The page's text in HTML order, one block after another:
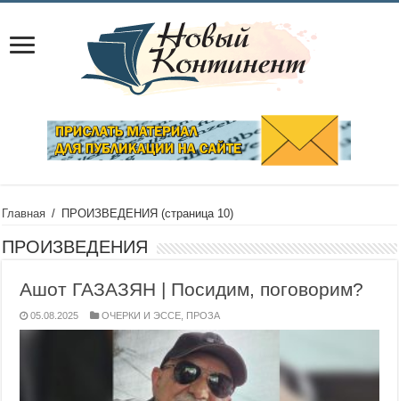
Главная / ПРОИЗВЕДЕНИЯ (страница 10)
ПРОИЗВЕДЕНИЯ
Ашот ГАЗАЗЯН | Посидим, поговорим?
05.08.2025 ОЧЕРКИ И ЭССЕ ПРОЗА